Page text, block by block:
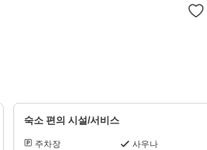
숙소 편의 시설/서비스
주차장
사우나